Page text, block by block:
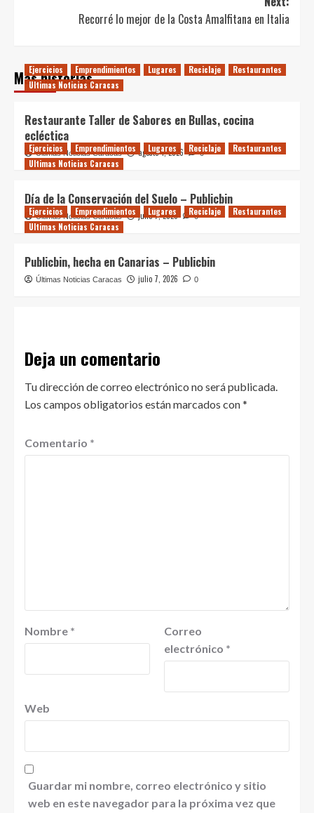
Recorré lo mejor de la Costa Amalfitana en Italia
Más historias
Ejercicios Emprendimientos Lugares Reciclaje
Restaurantes
Ultimas Noticias Caracas
Restaurante Taller de Sabores en Bullas, cocina
ecléctica
Últimas Noticias Caracas agosto 4, 2026 0
Ejercicios Emprendimientos Lugares Reciclaje
Restaurantes
Ultimas Noticias Caracas
Día de la Conservación del Suelo – Publicbin
Últimas Noticias Caracas julio 7, 2026 0
Ejercicios Emprendimientos Lugares Reciclaje
Restaurantes
Ultimas Noticias Caracas
Publicbin, hecha en Canarias – Publicbin
Últimas Noticias Caracas julio 7, 2026 0
Deja un comentario
Tu dirección de correo electrónico no será publicada.
Los campos obligatorios están marcados con*
Comentario *
Nombre *
Correo
electrónico *
Web
Guardar mi nombre, correo electrónico y sitio
web en este navegador para la próxima vez que